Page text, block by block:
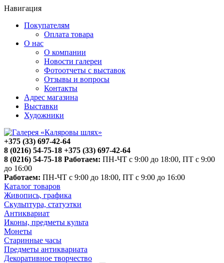
Навигация
Покупателям
Оплата товара
О нас
О компании
Новости галереи
Фотоотчеты с выставок
Отзывы и вопросы
Контакты
Адрес магазина
Выставки
Художники
+375 (33) 697-42-64
8 (0216) 54-75-18 +375 (33) 697-42-64
8 (0216) 54-75-18 Работаем: ПН-ЧТ с 9:00 до 18:00, ПТ с 9:00
до 16:00
Работаем: ПН-ЧТ с 9:00 до 18:00, ПТ с 9:00 до 16:00
Каталог товаров
Живопись, графика
Скульптура, статуэтки
Антиквариат
Иконы, предметы культа
Монеты
Старинные часы
Предметы антиквариата
Декоративное творчество